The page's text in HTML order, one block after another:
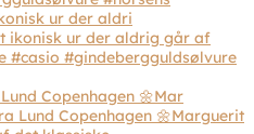
ur der aldri
Copenhagen 🌼Mar